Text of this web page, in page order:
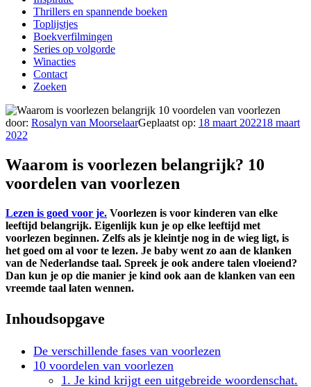
Thrillers en spannende boeken
Toplijstjes
Boekverfilmingen
Series op volgorde
Winacties
Contact
Zoeken
door: Rosalyn van MoorselaarGeplaatst op: 18 maart 202218 maart
2022
Waarom is voorlezen belangrijk? 10
voordelen van voorlezen
Lezen is goed voor je. Voorlezen is voor kinderen van elke
leeftijd belangrijk. Eigenlijk kun je op elke leeftijd met
voorlezen beginnen. Zelfs als je kleintje nog in de wieg ligt, is
het goed om al voor te lezen. Je baby went zo aan de klanken
van de Nederlandse taal. Spreek je ook andere talen vloeiend?
Dan kun je op die manier je kind ook aan de klanken van een
vreemde taal laten wennen.
Inhoudsopgave
De verschillende fases van voorlezen
10 voordelen van voorlezen
1. Je kind krijgt een uitgebreide woordenschat.